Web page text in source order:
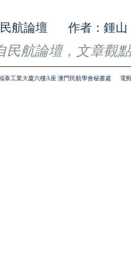
民航論壇 作者：鍾山
民航論壇，文章觀
泰工業大廈六樓A座 澳門民航學會秘書處 電